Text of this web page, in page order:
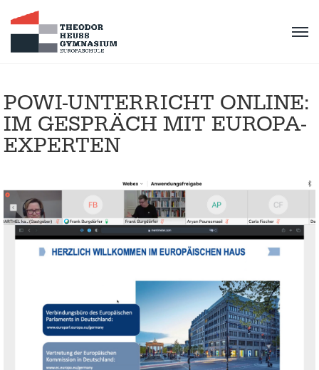
POWI-UNTERRICHT ONLINE:
IM GESPRÄCH MIT EUROPA-
EXPERTEN